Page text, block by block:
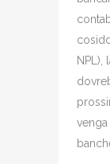
NPL),